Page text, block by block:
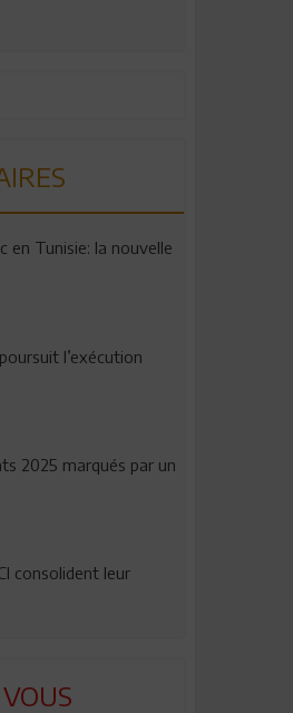
en Tunisie: la nouvelle
l’exécution
2025 marqués par un
consolident leur